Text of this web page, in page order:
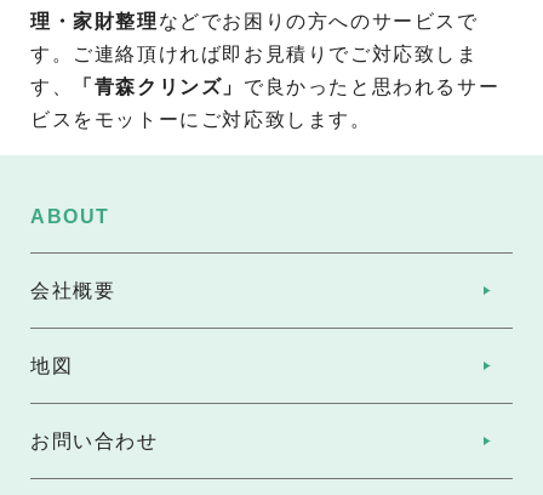
理・家財整理 などでお困りの方へのサービスで
す。ご連絡頂ければ即お見積りでご対応致しま
す、
「青森クリンズ」 で良かったと思われるサー
ビスをモットーにご対応致します。
ABOUT
会社概要
地図
お問い合わせ